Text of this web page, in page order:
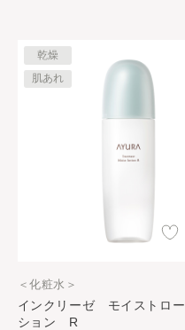
インクリーゼ モイストロー
ション R
乾燥
肌あれ
＜化粧水＞